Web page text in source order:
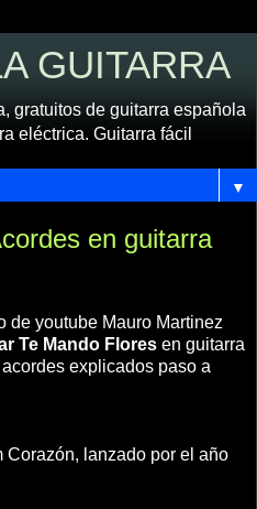
GUITARRA
gratuitos de guitarra española
eléctrica. Guitarra fácil
▼
en guitarra
de youtube Mauro Martinez
Te Mando Flores en guitarra
explicados paso a
Corazón, lanzado por el año